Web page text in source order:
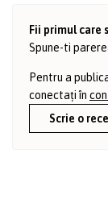
Fii primul care
Spune-ti
Pentru a
conectați în
Scrie o